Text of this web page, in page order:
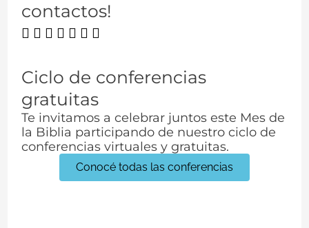
contactos!
Ciclo de conferencias
gratuitas
Te invitamos a celebrar juntos este Mes de
la Biblia participando de nuestro ciclo de
conferencias virtuales y gratuitas.
Conocé todas las conferencias